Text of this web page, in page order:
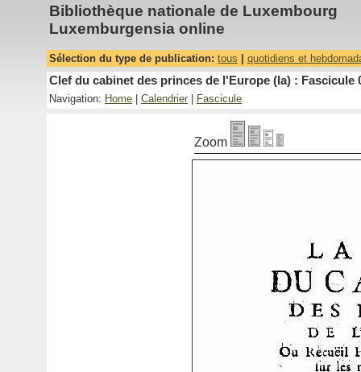
Bibliothèque nationale de Luxembourg
Luxemburgensia online
Sélection du type de publication: tous quotidiens et
Clef du cabinet des princes de l'Europe (la) : Fascicule
Navigation: Home Calendrier Fascicule
Zoom